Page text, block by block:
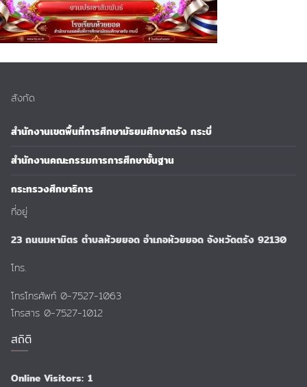
สังกัด
สำนักงานเขตพื้นที่การศึกษามัธยมศึกษาตรัง กระบี่
สำนักงานคณะกรรมการการศึกษาขั้นฐาน
กระทรวงศึกษาธิการ
ที่อยู่
23 ถนนมหามิตร ตำบลห้วยยอด อำเภอห้วยยอด จังหวัดตรัง 92130
โทร.
โทรโทรศัพท์ 0-7527-1063
โทรสาร 0-7527-1012
สถิติ
Online Visitors: 1